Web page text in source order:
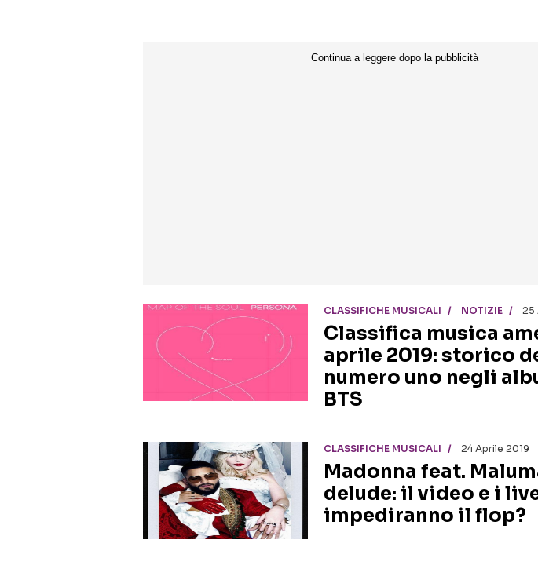
CLASSIFICHE MUSICALI NOTIZIE 25
Classifica musica
aprile 2019: storico
numero uno negli
BTS
CLASSIFICHE MUSICALI 24 Aprile 2019
Madonna feat.
delude: il video e i
impediranno il flop?